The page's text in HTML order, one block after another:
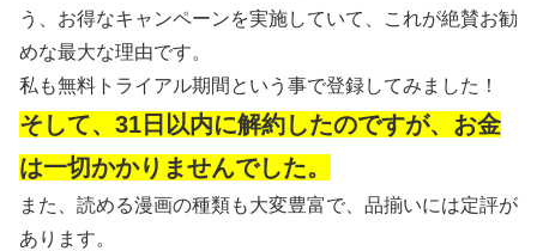
う、お得なキャンペーンを実施していて、これが絶賛お勧
めな最大な理由です。
私も無料トライアル期間という事で登録してみました！
そして、31日以内に解約したのですが、お金
は一切かかりませんでした。
また、読める漫画の種類も大変豊富で、品揃いには定評が
あります。